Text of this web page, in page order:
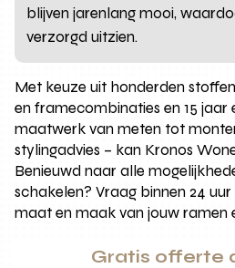
blijven jarenlang mooi,
verzorgd uitzien.
Met keuze uit honderden
en framecombinaties en 15 jaar
maatwerk van meten tot
stylingadvies – kan Kronos
Benieuwd naar alle
schakelen? Vraag binnen 24
maat en maak van jouw ramen
Gratis offerte